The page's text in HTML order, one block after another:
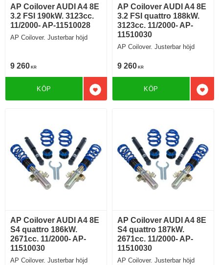
AP Coilover AUDI A4 8E
3.2 FSI 190kW. 3123cc.
11/2000- AP-11510028
AP Coilover. Justerbar höjd
9 260 KR
Lägg till i favoriter
KÖP
AP Coilover AUDI A4 8E
3.2 FSI quattro 188kW.
3123cc. 11/2000- AP-
11510030
AP Coilover. Justerbar höjd
9 260 KR
KÖP
AP Coilover AUDI A4 8E
S4 quattro 186kW.
2671cc. 11/2000- AP-
11510030
AP Coilover. Justerbar höjd
AP Coilover AUDI A4 8E
S4 quattro 187kW.
2671cc. 11/2000- AP-
11510030
AP Coilover. Justerbar höjd